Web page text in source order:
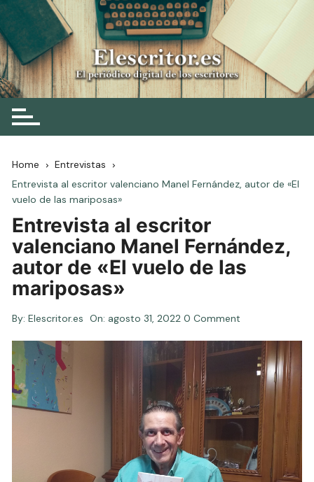
Skip
to
content
Elescritor.es
El periódico digital de los escritores
Home
Entrevistas
Entrevista al escritor valenciano Manel Fernández, autor de «El
vuelo de las mariposas»
Entrevista al escritor
valenciano Manel Fernández,
autor de «El vuelo de las
mariposas»
By: Elescritor.es On: agosto 31, 2022 0 Comment